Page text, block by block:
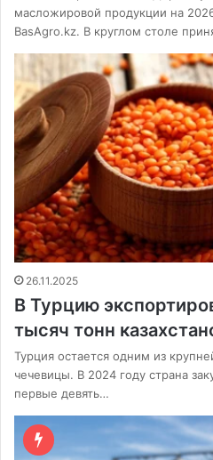
масложировой продукции на
BasAgro.kz. В круглом столе
26.11.2025
В Турцию
тысяч тонн
Турция остается одним из
чечевицы. В 2024 году страна
первые девять…